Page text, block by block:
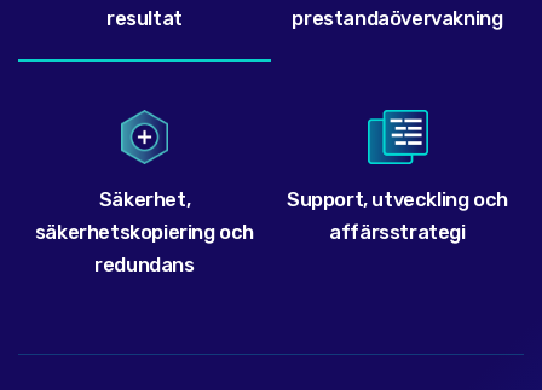
resultat
prestandaövervakning
Säkerhet,
säkerhetskopiering och
redundans
Support, utveckling och
affärsstrategi